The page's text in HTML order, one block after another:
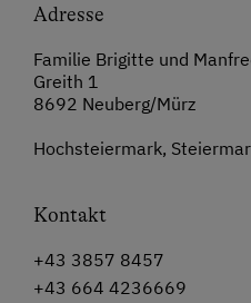
Adresse
Familie Brigitte und
Greith 1
8692 Neuberg/Mürz
Hochsteiermark,
Kontakt
+43 3857 8457
+43 664 4236669